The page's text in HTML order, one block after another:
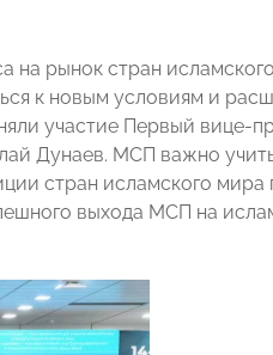
на рынок стран
к новым условиям и
участие Первый вице-
Дунаев. МСП важно
стран исламского мира
выхода МСП на